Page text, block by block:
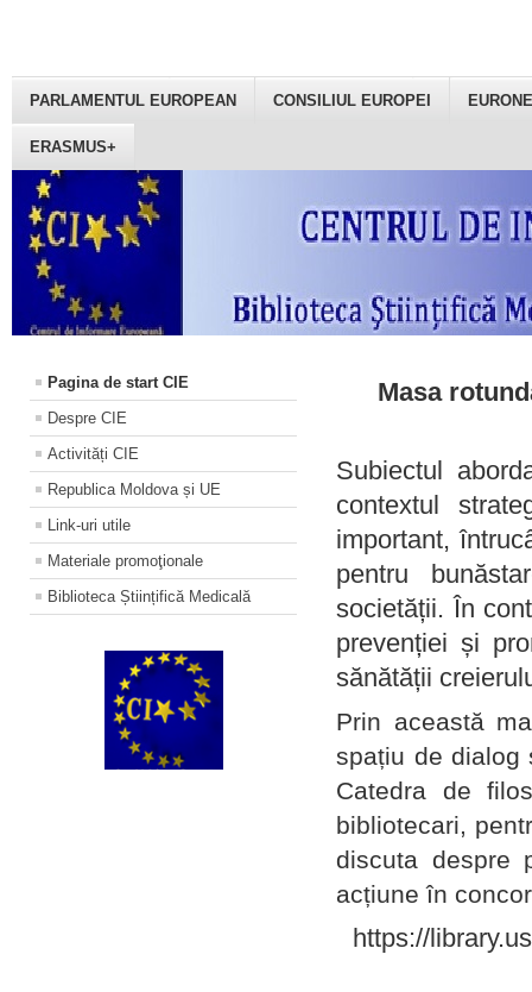
PARLAMENTUL EUROPEAN CONSILIUL EUROPEI
ERASMUS+
Pagina de start CIE
Despre CIE
Activități CIE
Republica Moldova și UE
Link-uri utile
Materiale promoţionale
Biblioteca Științifică Medicală
Masa
Subiectul
contextul
important,
pentru
societății. În
prevenției și
sănătății
Prin această
spațiu de dialog
Catedra de
bibliotecari,
discuta despre
acțiune în
https://